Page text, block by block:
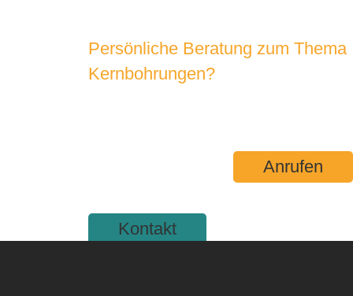
Persönliche Beratung zum Thema
Kernbohrungen?
Anrufen
Kontakt